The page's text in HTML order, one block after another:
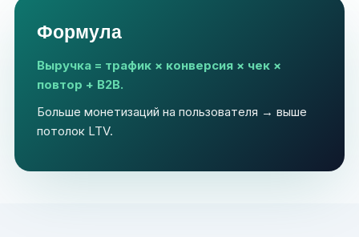
Формула
Выручка = трафик × конверсия × чек ×
повтор + B2B.
Больше монетизаций на пользователя → выше
потолок LTV.